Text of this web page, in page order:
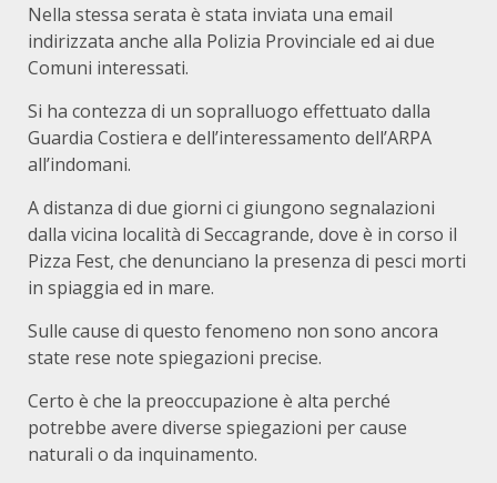
Nella stessa serata è stata inviata una email
indirizzata anche alla Polizia Provinciale ed ai due
Comuni interessati.
Si ha contezza di un sopralluogo effettuato dalla
Guardia Costiera e dell’interessamento dell’ARPA
all’indomani.
A distanza di due giorni ci giungono segnalazioni
dalla vicina località di Seccagrande, dove è in corso il
Pizza Fest, che denunciano la presenza di pesci morti
in spiaggia ed in mare.
Sulle cause di questo fenomeno non sono ancora
state rese note spiegazioni precise.
Certo è che la preoccupazione è alta perché
potrebbe avere diverse spiegazioni per cause
naturali o da inquinamento.